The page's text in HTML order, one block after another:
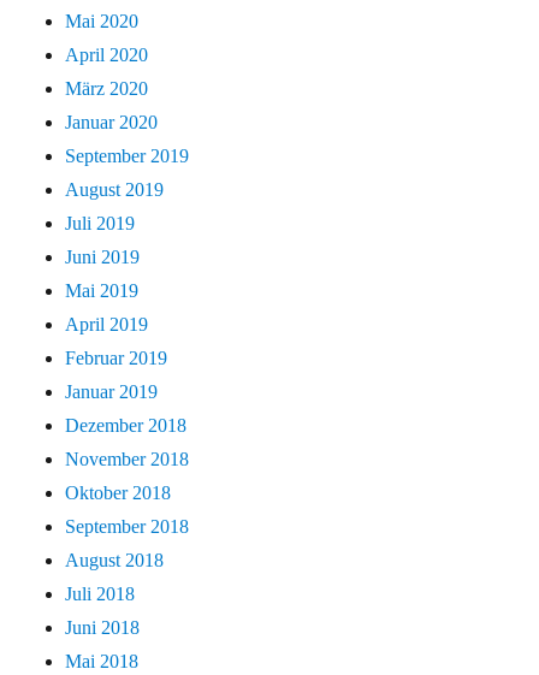
Mai 2020
April 2020
März 2020
Januar 2020
September 2019
August 2019
Juli 2019
Juni 2019
Mai 2019
April 2019
Februar 2019
Januar 2019
Dezember 2018
November 2018
Oktober 2018
September 2018
August 2018
Juli 2018
Juni 2018
Mai 2018